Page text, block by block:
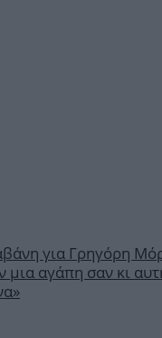
για Γρηγόρη
μια αγάπη σαν κι